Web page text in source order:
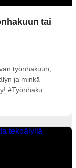
tai
työnhakuun,
ja minkä
#Työnhaku